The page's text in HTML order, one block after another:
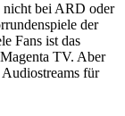
nicht bei ARD oder
der
Fans ist das
TV. Aber
für